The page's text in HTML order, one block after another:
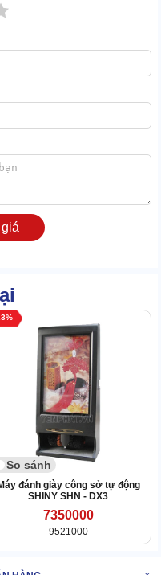
không khí xâm nhập làm
lại bằng van bi, cơ chế
dùng.
được lắp vào 1 trục quay
độ quay khá đều đặn.
để nhận biết đúng chất
chỉ đưa chân, tay trần vào
toàn.
sao
giá
So sánh
đánh giày công sở tự động
SHINY SHN - DX3
7350000
9521000